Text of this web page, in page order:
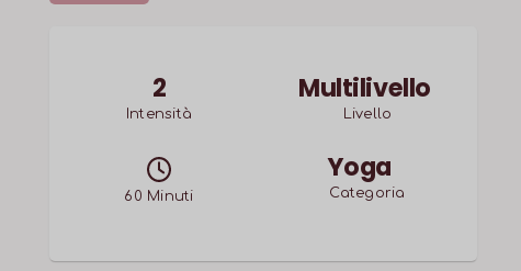
2
Intensità
Multilivello
Livello
60 Minuti
Yoga
Categoria